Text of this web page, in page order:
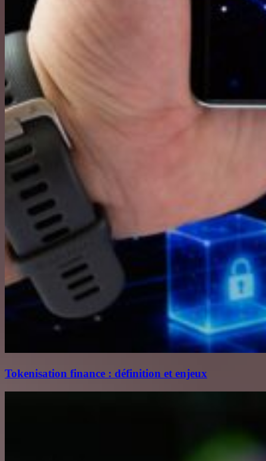
Tokenisation finance : définition et enjeux